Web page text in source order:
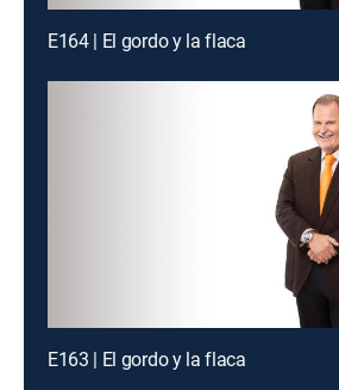
E164 | El gordo y la flaca
E163 | El gordo y la flaca